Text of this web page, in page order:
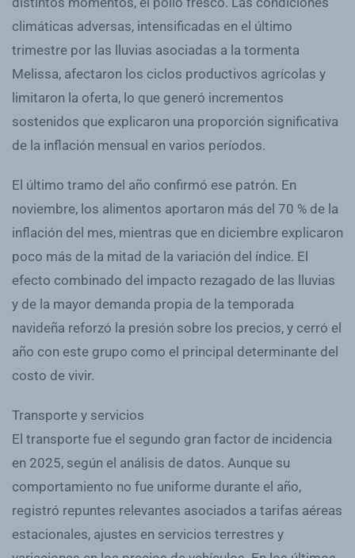
climáticas adversas, intensificadas en el último
trimestre por las lluvias asociadas a la tormenta
Melissa, afectaron los ciclos productivos agrícolas y
limitaron la oferta, lo que generó incrementos
sostenidos que explicaron una proporción significativa
de la inflación mensual en varios períodos.
El último tramo del año confirmó ese patrón. En
noviembre, los alimentos aportaron más del 70 % de la
inflación del mes, mientras que en diciembre explicaron
poco más de la mitad de la variación del índice. El
efecto combinado del impacto rezagado de las lluvias
y de la mayor demanda propia de la temporada
navideña reforzó la presión sobre los precios, y cerró el
año con este grupo como el principal determinante del
costo de vivir.
Transporte y servicios
El transporte fue el segundo gran factor de incidencia
en 2025, según el análisis de datos. Aunque su
comportamiento no fue uniforme durante el año,
registró repuntes relevantes asociados a tarifas aéreas
estacionales, ajustes en servicios terrestres y